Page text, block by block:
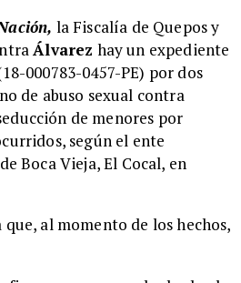
la Fiscalía de Quepos y
Álvarez hay un expediente
000783-0457-PE) por dos
de abuso sexual contra
de menores por
según el ente
Boca Vieja, El Cocal, en
al momento de los hechos,